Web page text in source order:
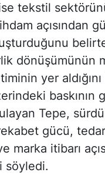
tekstil
açısından
dönüşümünün
yer
baskının
Tepe,
gücü,
marka itibarı
söyledi.